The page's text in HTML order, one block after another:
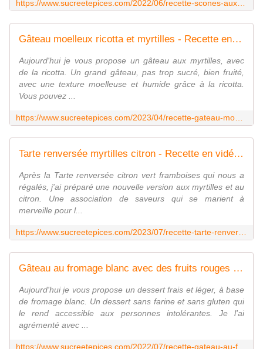
Gâteau moelleux ricotta et myrtilles - Recette en vidéo - www.sucreetepices.com
Aujourd'hui je vous propose un gâteau aux myrtilles, avec
de la ricotta. Un grand gâteau, pas trop sucré, bien fruité,
avec une texture moelleuse et humide grâce à la ricotta.
Vous pouvez ...
Tarte renversée myrtilles citron - Recette en vidéo - www.sucreetepices.com
Après la Tarte renversée citron vert framboises qui nous a
régalés, j'ai préparé une nouvelle version aux myrtilles et au
citron. Une association de saveurs qui se marient à
merveille pour l...
Gâteau au fromage blanc avec des fruits rouges - Recette en vidéo - www.sucreetepices.com
Aujourd'hui je vous propose un dessert frais et léger, à base
de fromage blanc. Un dessert sans farine et sans gluten qui
le rend accessible aux personnes intolérantes. Je l'ai
agrémenté avec ...